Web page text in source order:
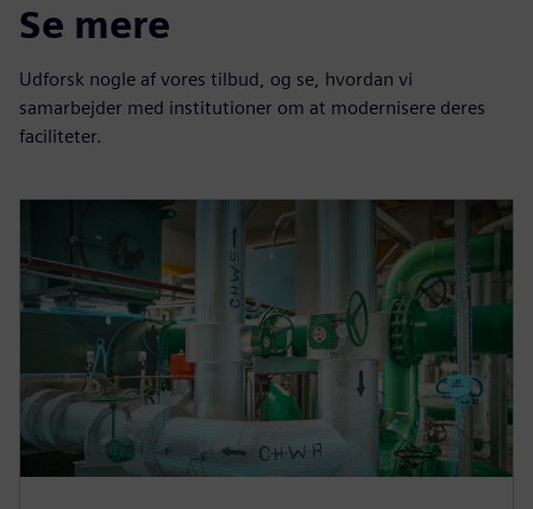
Se mere
Udforsk nogle af vores tilbud, og se, hvordan vi
samarbejder med institutioner om at modernisere deres
faciliteter.